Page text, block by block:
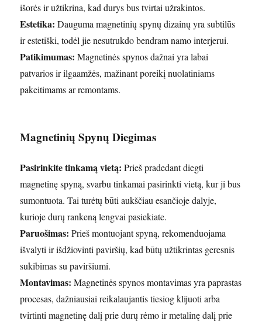
išorės ir užtikrina, kad durys bus tvirtai užrakintos.
Estetika: Dauguma magnetinių spynų dizainų yra subtilūs
ir estetiški, todėl jie nesutrukdo bendram namo interjerui.
Patikimumas: Magnetinės spynos dažnai yra labai
patvarios ir ilgaamžės, mažinant poreikį nuolatiniams
pakeitimams ar remontams.
Magnetinių Spynų Diegimas
Pasirinkite tinkamą vietą: Prieš pradedant diegti
magnetinę spyną, svarbu tinkamai pasirinkti vietą, kur ji bus
sumontuota. Tai turėtų būti aukščiau esančioje dalyje,
kurioje durų rankeną lengvai pasiekiate.
Paruošimas: Prieš montuojant spyną, rekomenduojama
išvalyti ir išdžiovinti paviršių, kad būtų užtikrintas geresnis
sukibimas su paviršiumi.
Montavimas: Magnetinės spynos montavimas yra paprastas
procesas, dažniausiai reikalaujantis tiesiog klijuoti arba
tvirtinti magnetinę dalį prie durų rėmo ir metalinę dalį prie